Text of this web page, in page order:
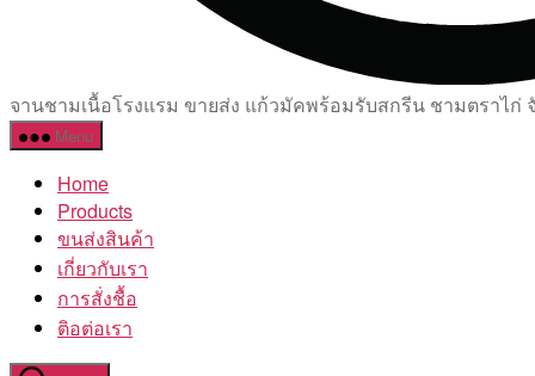
จานชามเนื้อโรงแรม ขายส่ง แก้วมัคพร้อมรับสกรีน ชามตราไก่
Menu
Home
Products
ขนส่งสินค้า
เกี่ยวกับเรา
การสั่งชื้อ
ติอต่อเรา